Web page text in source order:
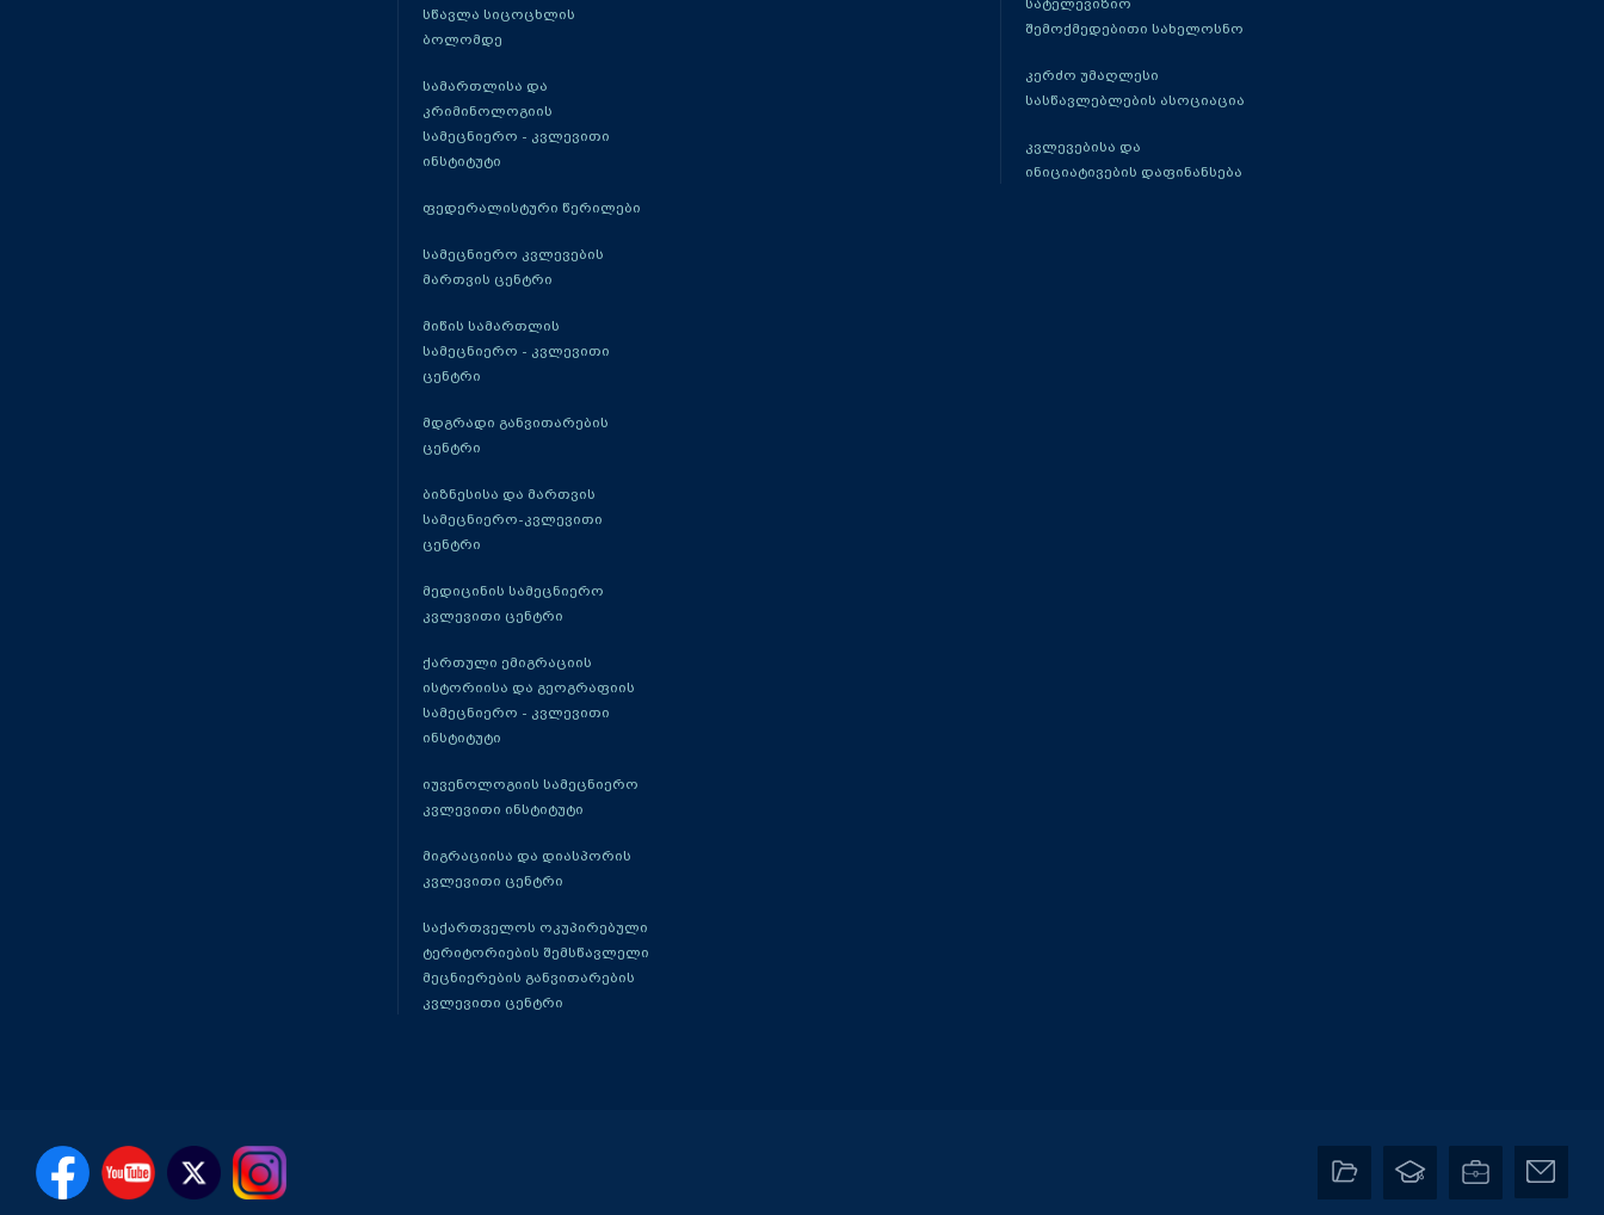
სწავლა სიცოცხლის
ბოლომდე
სამართლისა და
კრიმინოლოგიის
სამეცნიერო - კვლევითი
ინსტიტუტი
ფედერალისტური წერილები
სამეცნიერო კვლევების
მართვის ცენტრი
მიწის სამართლის
სამეცნიერო - კვლევითი
ცენტრი
მდგრადი განვითარების
ცენტრი
ბიზნესისა და მართვის
სამეცნიერო-კვლევითი
ცენტრი
მედიცინის სამეცნიერო
კვლევითი ცენტრი
ქართული ემიგრაციის
ისტორიისა და გეოგრაფიის
სამეცნიერო - კვლევითი
ინსტიტუტი
იუვენოლოგიის სამეცნიერო
კვლევითი ინსტიტუტი
მიგრაციისა და დიასპორის
კვლევითი ცენტრი
საქართველოს ოკუპირებული
ტერიტორიების შემსწავლელი
მეცნიერების განვითარების
კვლევითი ცენტრი
სატელევიზიო
შემოქმედებითი სახელოსნო
კერძო უმაღლესი
სასწავლებლების ასოციაცია
კვლევებისა და
ინიციატივების დაფინანსება